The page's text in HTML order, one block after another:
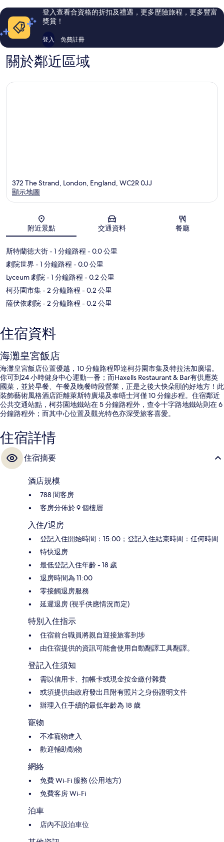
評
價
評
評
價
登入查看合資格的折扣及禮遇，更多歷險旅程，更多豐富
獎賞！
登入 免費註冊
關於鄰近區域
地圖
372 The Strand, London, England, WC2R 0JJ
顯示地圖
附近景點 交通資料 餐廳
斯特蘭德大街- 1 分鐘路程 - 0.0 公里
劇院世界 - 1 分鐘路程 - 0.0 公里
Lyceum 劇院- 1 分鐘路程 - 0.2 公里
柯芬園市集- 2 分鐘路程 - 0.2 公里
薩伏依劇院- 2 分鐘路程 - 0.2 公里
住宿資料
海灘皇宮飯店
海灘皇宮飯店位置優越，10 分鐘路程即達柯芬園市集及特拉法加廣場。
你可到24 小時健身中心運動一番；而Haxells Restaurant & Bar有供應英
國菜，並於早餐、午餐及晚餐時段營業，正是之後大快朵頤的好地方！此
裝飾藝術風格酒店距離萊斯特廣場及泰晤士河僅 10 分鐘步程。住宿鄰近
公共交通站點，柯芬園地鐵站在 5 分鐘路程外，查令十字路地鐵站則在 6
分鐘路程外；而其中心位置及觀光特色亦深受旅客喜愛。
住宿詳情
住宿摘要
酒店規模
788 間客房
客房分佈於 9 個樓層
入住/退房
登記入住開始時間：15:00；登記入住結束時間：任何時間
特快退房
最低登記入住年齡 - 18 歲
退房時間為 11:00
零接觸退房服務
延遲退房 (視乎供應情況而定)
特別入住指示
住宿前台職員將親自迎接旅客到埗
由住宿提供的資訊可能會使用自動翻譯工具翻譯。
登記入住須知
需以信用卡、扣帳卡或現金按金繳付雜費
或須提供由政府發出且附有照片之身份證明文件
辦理入住手續的最低年齡為 18 歲
寵物
不准寵物進入
歡迎輔助動物
網絡
免費 Wi-Fi 服務 (公用地方)
免費客房 Wi-Fi
泊車
店內不設泊車位